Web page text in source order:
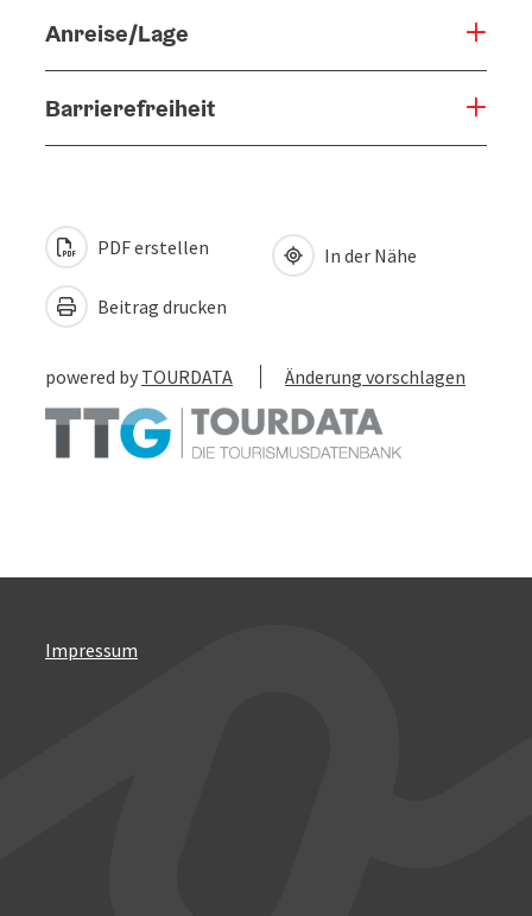
Anreise/Lage
Barrierefreiheit
PDF erstellen
Beitrag drucken
In der Nähe
powered by TOURDATA Änderung vorschlagen
Impressum